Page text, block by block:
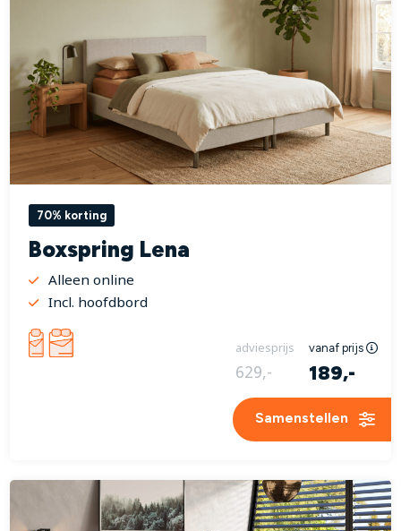
70% korting
Boxspring Lena
Alleen online
Incl. hoofdbord
adviesprijs vanaf prijs
629,- 189,-
Samenstellen